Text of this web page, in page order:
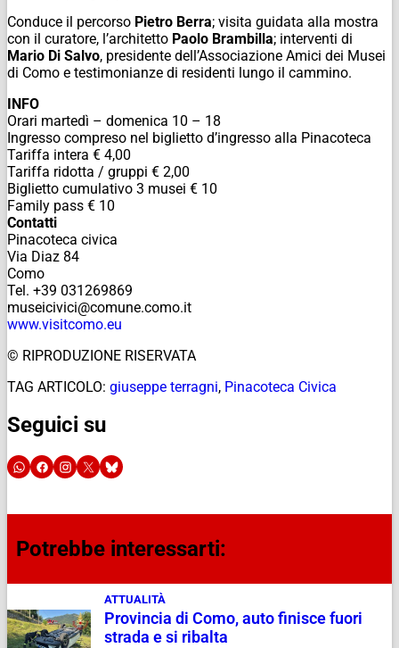
Conduce il percorso Pietro Berra; visita guidata alla mostra
con il curatore, l’architetto Paolo Brambilla; interventi di
Mario Di Salvo, presidente dell’Associazione Amici dei Musei
di Como e testimonianze di residenti lungo il cammino.
INFO
Orari martedì – domenica 10 – 18
Ingresso compreso nel biglietto d’ingresso alla Pinacoteca
Tariffa intera € 4,00
Tariffa ridotta / gruppi € 2,00
Biglietto cumulativo 3 musei € 10
Family pass € 10
Contatti
Pinacoteca civica
Via Diaz 84
Como
Tel. +39 031269869
museicivici@comune.como.it
www.visitcomo.eu
© RIPRODUZIONE RISERVATA
TAG ARTICOLO: giuseppe terragni, Pinacoteca Civica
Seguici su
Potrebbe interessarti:
ATTUALITÀ
Provincia di Como, auto finisce fuori
strada e si ribalta